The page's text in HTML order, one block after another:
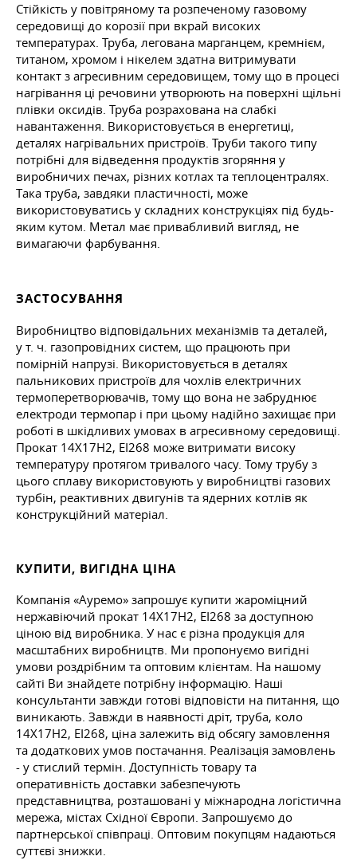
Стійкість у повітряному та розпеченому газовому
середовищі до корозії при вкрай високих
температурах. Труба, легована марганцем, кремнієм,
титаном, хромом і нікелем здатна витримувати
контакт з агресивним середовищем, тому що в процесі
нагрівання ці речовини утворюють на поверхні щільні
плівки оксидів. Труба розрахована на слабкі
навантаження. Використовується в енергетиці,
деталях нагрівальних пристроїв. Труби такого типу
потрібні для відведення продуктів згоряння у
виробничих печах, різних котлах та теплоцентралях.
Така труба, завдяки пластичності, може
використовуватись у складних конструкціях під будь-
яким кутом. Метал має привабливий вигляд, не
вимагаючи фарбування.
ЗАСТОСУВАННЯ
Виробництво відповідальних механізмів та деталей,
у т. ч. газопровідних систем, що працюють при
помірній напрузі. Використовується в деталях
пальникових пристроїв для чохлів електричних
термоперетворювачів, тому що вона не забруднює
електроди термопар і при цьому надійно захищає при
роботі в шкідливих умовах в агресивному середовищі.
Прокат 14Х17Н2, ЕІ268 може витримати високу
температуру протягом тривалого часу. Тому трубу з
цього сплаву використовують у виробництві газових
турбін, реактивних двигунів та ядерних котлів як
конструкційний матеріал.
КУПИТИ, ВИГІДНА ЦІНА
Компанія «Ауремо» запрошує купити жароміцний
нержавіючий прокат 14Х17Н2, ЕІ268 за доступною
ціною від виробника. У нас є різна продукція для
масштабних виробництв. Ми пропонуємо вигідні
умови роздрібним та оптовим клієнтам. На нашому
сайті Ви знайдете потрібну інформацію. Наші
консультанти завжди готові відповісти на питання, що
виникають. Завжди в наявності дріт, труба, коло
14Х17Н2, ЕІ268, ціна залежить від обсягу замовлення
та додаткових умов постачання. Реалізація замовлень
- у стислий термін. Доступність товару та
оперативність доставки забезпечують
представництва, розташовані у міжнародна логістична
мережа, містах Східної Європи. Запрошуємо до
партнерської співпраці. Оптовим покупцям надаються
суттєві знижки.